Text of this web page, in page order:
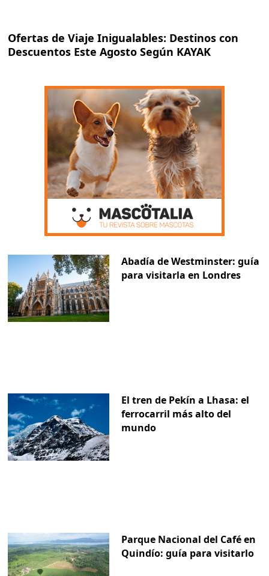
Ofertas de Viaje Inigualables: Destinos con
Descuentos Este Agosto Según KAYAK
Abadía de Westminster: guía
para visitarla en Londres
El tren de Pekín a Lhasa: el
ferrocarril más alto del
mundo
Parque Nacional del Café en
Quindío: guía para visitarlo